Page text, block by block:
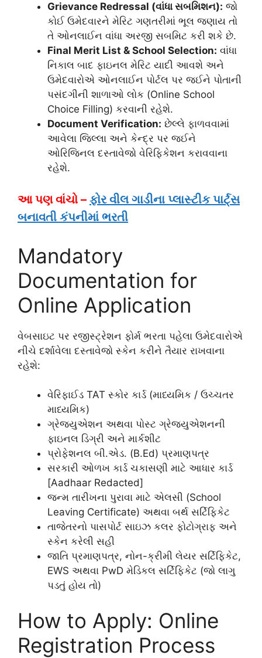
Grievance Redressal (વાંધા સબમિશન): જો
કોઈ ઉમેદવારને મેરિટ ગણતરીમાં ભૂલ જણાય તો
તે ઓનલાઈન વાંધા અરજી સબમિટ કરી શકે છે.
Final Merit List & School Selection: વાંધા
નિકાલ બાદ ફાઇનલ મેરિટ યાદી આવશે અને
ઉમેદવારોએ ઓનલાઈન પોર્ટલ પર જઈને પોતાની
પસંદગીની શાળાઓ લોક (Online School
Choice Filling) કરવાની રહેશે.
Document Verification: છેલ્લે ફાળવવામાં
આવેલા જિલ્લા અને કેન્દ્ર પર જઈને
ઓરિજિનલ દસ્તાવેજો વેરિફિકેશન કરાવવાના
રહેશે.
આ પણ વાંચો – ફોર વીલ ગાડીના પ્લાસ્ટીક પાર્ટ્સ
બનાવતી કંપનીમાં ભરતી
Mandatory
Documentation for
Online Application
વેબસાઇટ પર રજીસ્ટ્રેશન ફોર્મ ભરતા પહેલા ઉમેદવારોએ
નીચે દર્શાવેલા દસ્તાવેજો સ્કેન કરીને તૈયાર રાખવાના
રહેશે:
વેરિફાઈડ TAT સ્કોર કાર્ડ (માધ્યમિક / ઉચ્ચતર
માધ્યમિક)
ગ્રેજ્યુએશન અથવા પોસ્ટ ગ્રેજ્યુએશનની
ફાઇનલ ડિગ્રી અને માર્કશીટ
પ્રોફેશનલ બી.એડ. (B.Ed) પ્રમાણપત્ર
સરકારી ઓળખ કાર્ડ ચકાસણી માટે આધાર કાર્ડ
[Aadhaar Redacted]
જન્મ તારીખના પુરાવા માટે એલસી (School
Leaving Certificate) અથવા બર્થ સર્ટિફિકેટ
તાજેતરનો પાસપોર્ટ સાઇઝ કલર ફોટોગ્રાફ અને
સ્કેન કરેલી સહી
જાતિ પ્રમાણપત્ર, નોન-ક્રીમી લેયર સર્ટિફિકેટ,
EWS અથવા PwD મેડિકલ સર્ટિફિકેટ (જો લાગુ
પડતું હોય તો)
How to Apply: Online
Registration Process